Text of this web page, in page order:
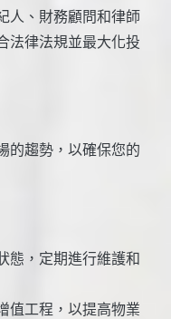
人、財務顧問和律師
法律法規並最大化投
的趨勢，以確保您的
態，定期進行維護和
值工程，以提高物業